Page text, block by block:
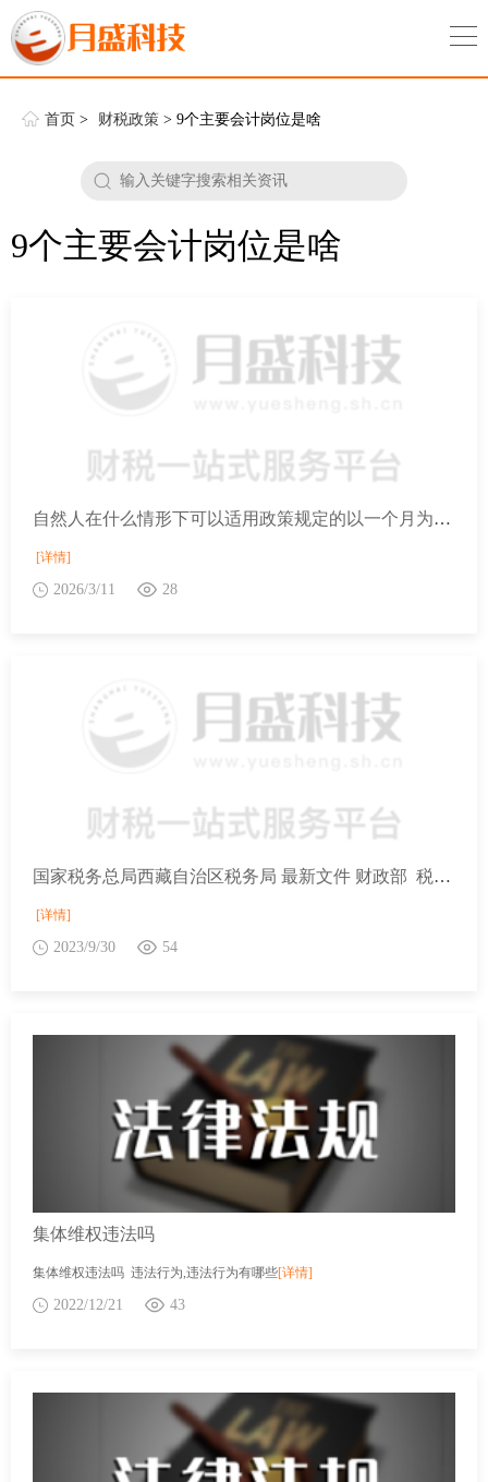
首页 > 财税政策 > 9个主要会计岗位是啥
9个主要会计岗位是啥
自然人在什么情形下可以适用政策规定的以一个月为一个计税期间的增值税起征点标准？
[详情]
2026/3/11 28
国家税务总局西藏自治区税务局 最新文件 财政部 税务总局关于先进制造业企业增值税加计抵减政策的公告
[详情]
2023/9/30 54
集体维权违法吗
集体维权违法吗 违法行为,违法行为有哪些[详情]
2022/12/21 43